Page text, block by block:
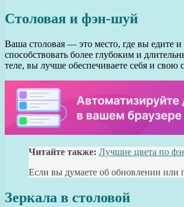
Столовая и фэн-шуй
Ваша столовая — это место, где вы едите
способствовать более глубоким и
теле, вы лучше обеспечиваете себя и свою
Читайте также: Лучшие цвета по
Если вы думаете об обновлении или
Зеркала в столовой